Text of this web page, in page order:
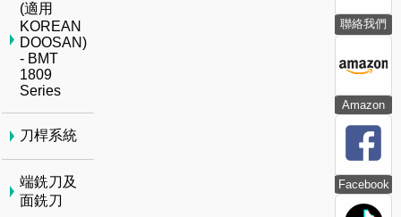
聯絡我們
Amazon
Facebook
(適用
KOREAN
DOOSAN)
- BMT
1809
Series
刀桿系統
端銑刀及
面銑刀